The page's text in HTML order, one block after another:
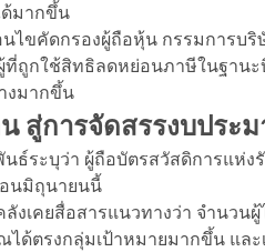
ด้มากขึ้น
นไขคัดกรองผู้ถือหุ้น กรรมการ
ที่ถูกใช้สิทธิลดหย่อนภาษีในฐาน
งมากขึ้น
สู่การจัดสรรงบประ
ระบุว่า ผู้ถือบัตรสวัสดิการแห่ง
นมิถุนายนนี้
งเคยสื่อสารแนวทางว่า จำนวน
ได้ตรงกลุ่มเป้าหมายมากขึ้น แล